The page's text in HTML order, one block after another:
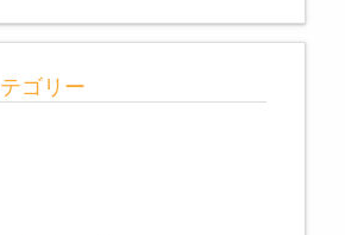
カテゴリー